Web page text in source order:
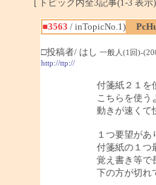
[ トピック内全3記事(1-3 表
■3563 / inTopicNo.1)
□投稿者/ はし 一般人(1回)-
http://ttp://
付箋紙２１を
こちらを使う
動きが速くて
１つ要望があ
付箋紙の１つ
覚え書き等で
下の方が切れ